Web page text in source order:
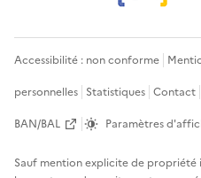
Accessibilité : non conforme
personnelles Statistiques Contact
BAN/BAL
Paramètres
Sauf mention explicite de